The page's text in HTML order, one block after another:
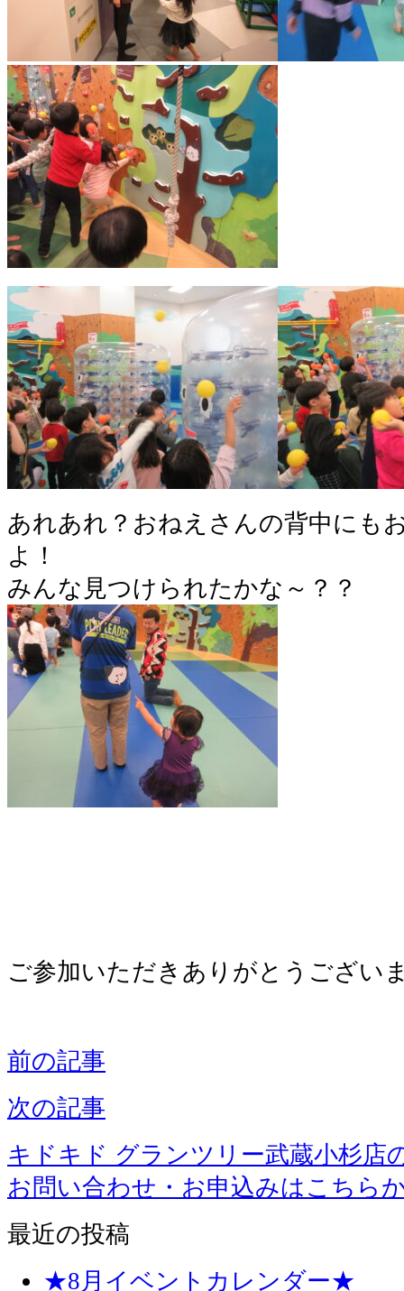
あれあれ？おねえさんの背中にも
よ！
みんな見つけられたかな～？？
ご参加いただきありがとうござい
前の記事
次の記事
キドキド グランツリー武蔵小杉店
お問い合わせ・お申込みはこちら
最近の投稿
★8月イベントカレンダー★